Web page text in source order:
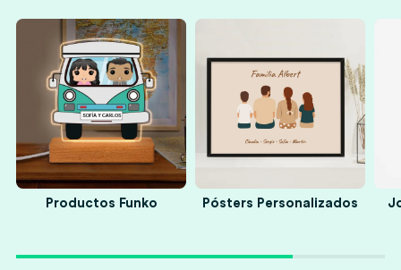
Productos Funko Pósters Personalizados